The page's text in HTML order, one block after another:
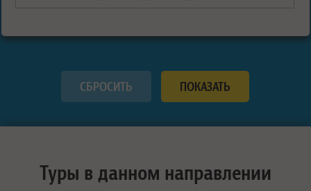
Туры в данном направлении